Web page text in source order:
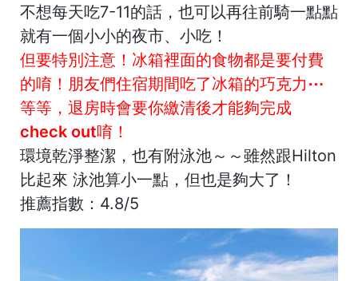
不想每天吃7-11的話，也可以再往前騎一點點
就有一個小小的夜市、小吃！
但要特別注意！冰箱裡面的食物都是要付費
的唷！朋友們住宿期間吃了冰箱的巧克力⋯
等等，退房時會要你繳清後才能夠完成
check out唷！
環境乾淨整潔，也有附泳池～～雖然跟Hilton
比起來 泳池算小一點，但也是夠大了！
推薦指數：4.8/5